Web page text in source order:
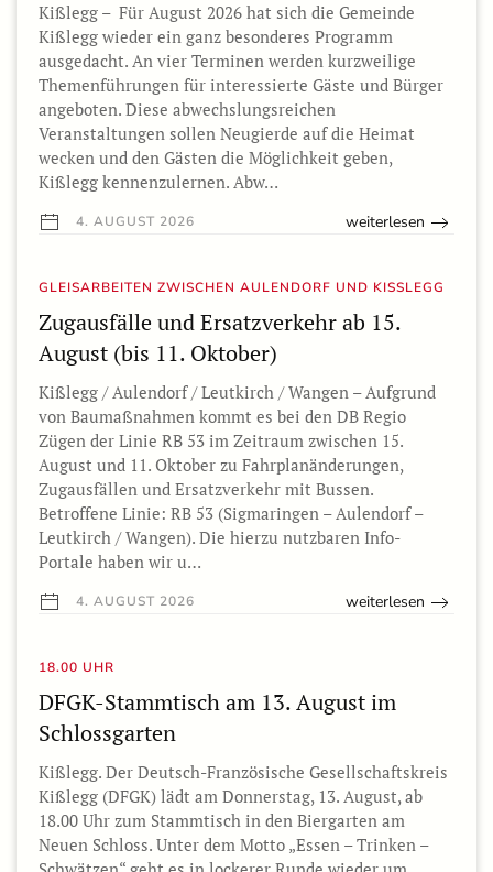
Kißlegg – Für August 2026 hat sich die Gemeinde
Kißlegg wieder ein ganz besonderes Programm
ausgedacht. An vier Terminen werden kurzweilige
Themenführungen für interessierte Gäste und Bürger
angeboten. Diese abwechslungsreichen
Veranstaltungen sollen Neugierde auf die Heimat
wecken und den Gästen die Möglichkeit geben,
Kißlegg kennenzulernen. Abw…
4. AUGUST 2026 weiterlesen
GLEISARBEITEN ZWISCHEN AULENDORF UND KISSLEGG
Zugausfälle und Ersatzverkehr ab 15.
August (bis 11. Oktober)
Kißlegg / Aulendorf / Leutkirch / Wangen – Aufgrund
von Baumaßnahmen kommt es bei den DB Regio
Zügen der Linie RB 53 im Zeitraum zwischen 15.
August und 11. Oktober zu Fahrplanänderungen,
Zugausfällen und Ersatzverkehr mit Bussen.
Betroffene Linie: RB 53 (Sigmaringen – Aulendorf –
Leutkirch / Wangen). Die hierzu nutzbaren Info-
Portale haben wir u…
4. AUGUST 2026 weiterlesen
18.00 UHR
DFGK-Stammtisch am 13. August im
Schlossgarten
Kißlegg. Der Deutsch-Französische Gesellschaftskreis
Kißlegg (DFGK) lädt am Donnerstag, 13. August, ab
18.00 Uhr zum Stammtisch in den Biergarten am
Neuen Schloss. Unter dem Motto „Essen – Trinken –